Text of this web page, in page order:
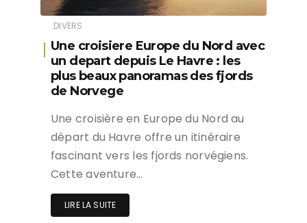
DIVERS
Une croisiere Europe du Nord avec
un depart depuis Le Havre : les
plus beaux panoramas des fjords
de Norvege
Une croisière en Europe du Nord au
départ du Havre offre un itinéraire
fascinant vers les fjords norvégiens.
Cette aventure…
LIRE LA SUITE